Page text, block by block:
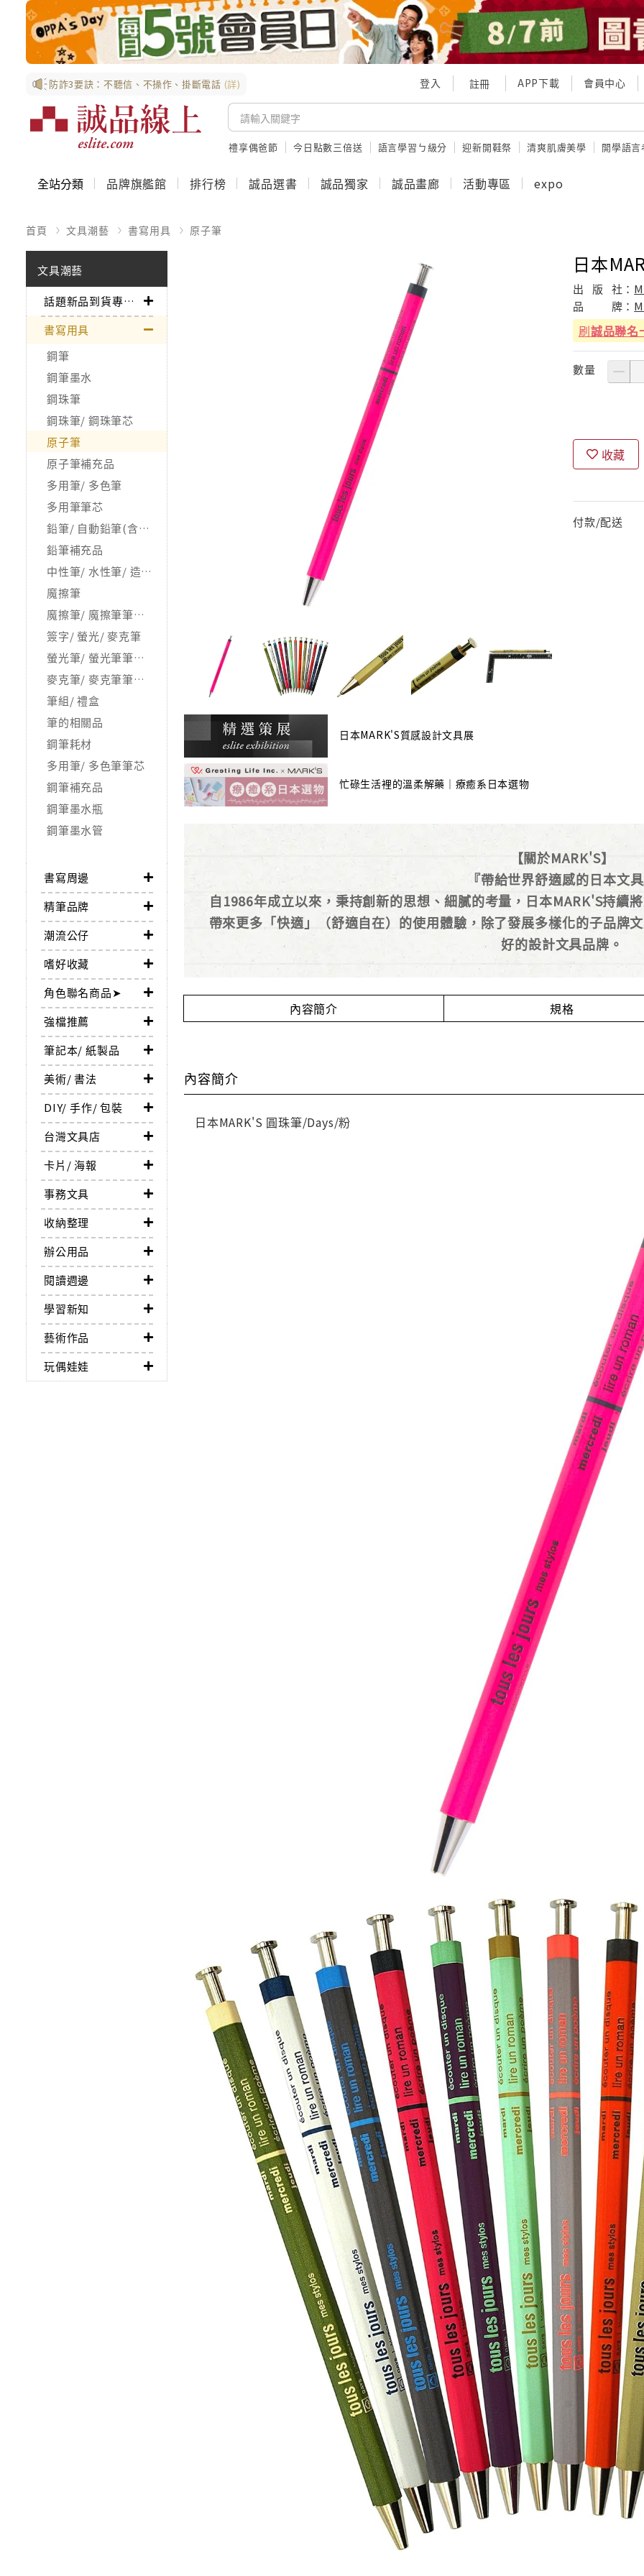
防詐3要訣：不聽信、不操作、掛斷電話 (詳) 登入 註冊 APP下載 會員中心
禮享偶爸節 今日點數三倍送 語言學習ㄅ級分 迎新開鞋祭 清爽肌膚美學 開學語
全站分類 品牌旗艦館 排行榜 誠品選書 誠品獨家 誠品畫廊 活動專區 expo
首頁 文具潮藝 書寫用具 原子筆
文具潮藝
話題新品到貨專區➤
書寫用具
鋼筆
鋼筆墨水
鋼珠筆
鋼珠筆/ 鋼珠筆芯
原子筆
原子筆補充品
多用筆/ 多色筆
多用筆筆芯
鉛筆/ 自動鉛筆(含握筆器)
鉛筆補充品
中性筆/ 水性筆/ 造型筆
魔擦筆
魔擦筆/ 魔擦筆筆芯/ 相關品
簽字/ 螢光/ 麥克筆
螢光筆/ 螢光筆筆芯/ 補充品
麥克筆/ 麥克筆筆芯/ 補充品
筆組/ 禮盒
筆的相關品
鋼筆耗材
多用筆/ 多色筆筆芯
鋼筆補充品
鋼筆墨水瓶
鋼筆墨水管
書寫周邊
精筆品牌
潮流公仔
嗜好收藏
角色聯名商品➤
強檔推薦
筆記本/ 紙製品
美術/ 書法
DIY/ 手作/ 包裝
台灣文具店
卡片/ 海報
事務文具
收納整理
辦公用品
閱讀週邊
學習新知
藝術作品
玩偶娃娃
日本MARK'S質感設計文具展
忙碌生活裡的溫柔解藥｜療癒系日本選物
日本
出 版 社：
品
牌：
刷誠品聯名
數量
收藏
付款/配送
【關於MARK'S】
『帶給世界舒適感的日本文
自1986年成立以來，秉持創新的思想、細膩的考量，日本MARK'S持續
帶來更多「快適」（舒適自在）的使用體驗，除了發展多樣化的子品牌
好的設計文具品牌。
內容簡介 規格
內容簡介
日本MARK'S 圓珠筆/Days/粉